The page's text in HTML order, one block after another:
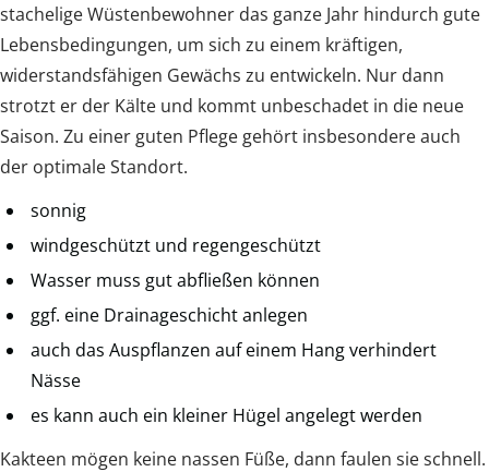
stachelige Wüstenbewohner das ganze Jahr hindurch gute
Lebensbedingungen, um sich zu einem kräftigen,
widerstandsfähigen Gewächs zu entwickeln. Nur dann
strotzt er der Kälte und kommt unbeschadet in die neue
Saison. Zu einer guten Pflege gehört insbesondere auch
der optimale Standort.
sonnig
windgeschützt und regengeschützt
Wasser muss gut abfließen können
ggf. eine Drainageschicht anlegen
auch das Auspflanzen auf einem Hang verhindert
Nässe
es kann auch ein kleiner Hügel angelegt werden
Kakteen mögen keine nassen Füße, dann faulen sie schnell.